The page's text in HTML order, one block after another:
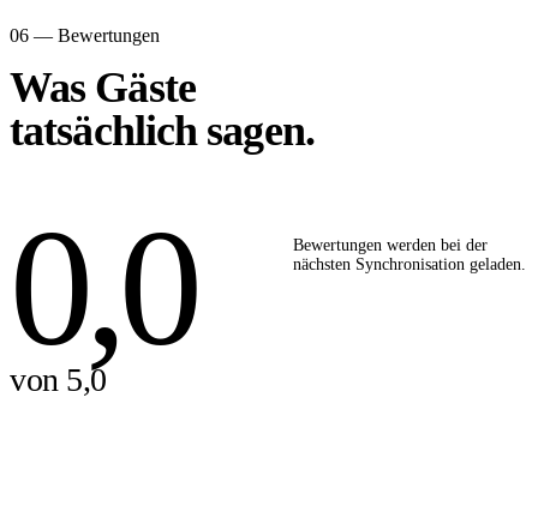
06 — Bewertungen
Was Gäste
tatsächlich sagen.
0,0
von 5,0
Bewertungen werden bei der
nächsten Synchronisation geladen.